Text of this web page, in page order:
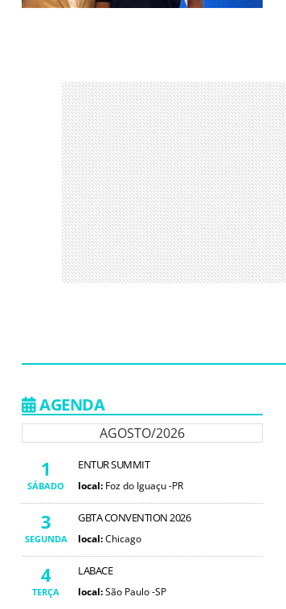
AGENDA
AGOSTO/2026
1
SÁBADO
ENTUR SUMMIT
local: Foz do Iguaçu -PR
3
SEGUNDA
GBTA CONVENTION 2026
local:Chicago
4
TERÇA
LABACE
local:São Paulo -SP